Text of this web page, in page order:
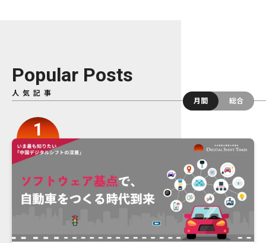
Popular Posts
人気記事
月間
総合